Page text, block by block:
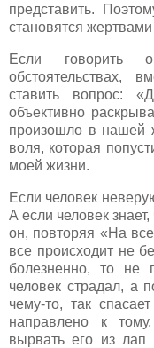
представить.
становятся
Если говорить
обстоятельствах,
ставить вопрос:
объективно
произошло в нашей
воля, которая
моей жизни.
Если человек
А если человек
он, повторяя «На
все происходит не
болезненно, то не
человек страдал, а
чему-то, так
направлено к
вырвать его из